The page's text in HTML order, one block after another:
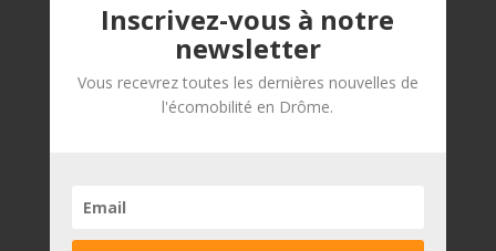
Inscrivez-vous à notre
newsletter
Vous recevrez toutes les dernières nouvelles de
l'écomobilité en Drôme.